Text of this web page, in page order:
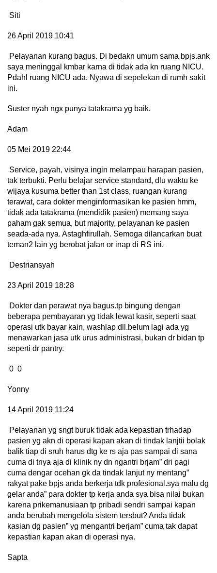
Siti
26 April 2019 10:41
Pelayanan kurang bagus. Di bedakn umum sama bpjs.ank
saya meninggal kmbar karna di tidak ada kn ruang NICU.
Pdahl ruang NICU ada. Nyawa di sepelekan di rumh sakit
ini.
Suster nyah ngx punya tatakrama yg baik.
Adam
05 Mei 2019 22:44
Service, payah, visinya ingin melampau harapan pasien,
tak terbukti. Perlu belajar service standard, dlu waktu ke
wijaya kusuma better than 1st class, ruangan kurang
terawat, cara dokter menginformasikan ke pasien hmm,
tidak ada tatakrama (mendidik pasien) memang saya
paham gak semua, but majority, pelayanan ke pasien
seada-ada nya. Astaghfirullah. Semoga dilancarkan buat
teman2 lain yg berobat jalan or inap di RS ini.
Destriansyah
23 April 2019 18:28
Dokter dan perawat nya bagus.tp bingung dengan
beberapa pembayaran yg tidak lewat kasir, seperti saat
operasi utk bayar kain, washlap dll.belum lagi ada yg
menawarkan jasa utk urus administrasi, bukan dr bidan tp
seperti dr pantry.
0 0
Yonny
14 April 2019 11:24
Pelayanan yg sngt buruk tidak ada kepastian trhadap
pasien yg akn di operasi kapan akan di tindak lanjtii bolak
balik tiap di sruh harus dtg ke rs aja pas sampai di sana
cuma di tnya aja di klinik ny dn ngantri brjam” dri pagi
cuma dengar ocehan gk da tindak lanjut ny mentang”
rakyat pake bpjs anda berkerja tdk profesional.sya malu dg
gelar anda” para dokter tp kerja anda sya bisa nilai bukan
karena prikemanusiaan tp pribadi sendri sampai kapan
anda berubah mengelola sistem tersbut? Anda tidak
kasian dg pasien” yg mengantri berjam” cuma tak dapat
kepastian kapan akan di operasi nya.
Sapta